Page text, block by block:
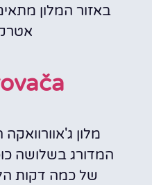
באזור המלון
מלון
המדורג בשלושה
של כמה דקות